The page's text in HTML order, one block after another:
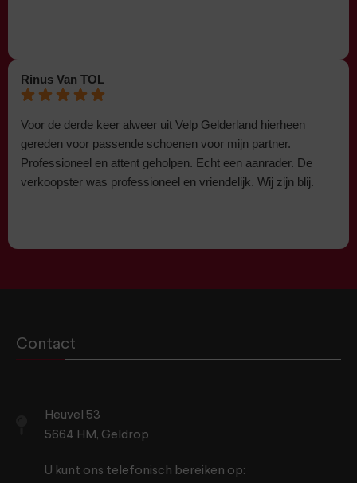
Rinus Van TOL
Voor de derde keer alweer uit Velp Gelderland hierheen
gereden voor passende schoenen voor mijn partner.
Professioneel en attent geholpen. Echt een aanrader. De
verkoopster was professioneel en vriendelijk. Wij zijn blij.
Contact
Heuvel 53
5664 HM, Geldrop
U kunt ons telefonisch bereiken op: